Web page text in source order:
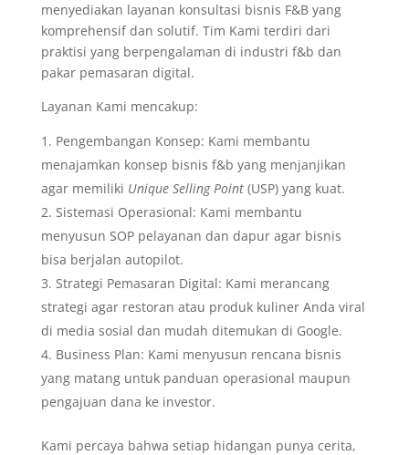
menyediakan layanan konsultasi bisnis F&B yang
komprehensif dan solutif. Tim Kami terdiri dari
praktisi yang berpengalaman di industri f&b dan
pakar pemasaran digital.
Layanan Kami mencakup:
Pengembangan Konsep: Kami membantu
menajamkan konsep bisnis f&b yang menjanjikan
agar memiliki Unique Selling Point(USP) yang kuat.
Sistemasi Operasional: Kami membantu
menyusun SOP pelayanan dan dapur agar bisnis
bisa berjalan autopilot.
Strategi Pemasaran Digital: Kami merancang
strategi agar restoran atau produk kuliner Anda viral
di media sosial dan mudah ditemukan di Google.
Business Plan: Kami menyusun rencana bisnis
yang matang untuk panduan operasional maupun
pengajuan dana ke investor.
Kami percaya bahwa setiap hidangan punya cerita,